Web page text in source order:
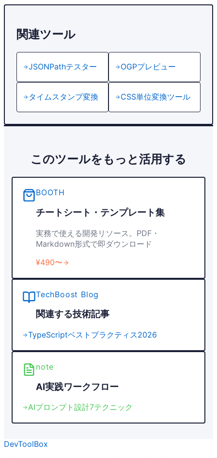
関連ツール
JSONPathテスター OGPプレビュー
タイムスタンプ変換 CSS単位変換ツール
このツールをもっと活用する
BOOTH
チートシート・テンプレート集
実務で使える開発リソース。PDF・
Markdown形式で即ダウンロード
¥490〜
TechBoost Blog
関連する技術記事
TypeScriptベストプラクティス2026
note
AI実践ワークフロー
AIプロンプト設計7テクニック
DevToolBox